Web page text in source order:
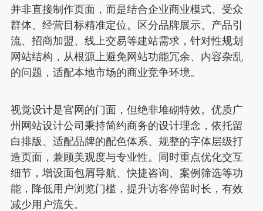
并非直接制作页面，而是结合企业商业模式、受众
群体、经营目标精准定位。区分品牌展示、产品引
流、招商加盟、线上交易等建站需求，针对性规划
网站结构，从根源上避免网站功能冗余、内容杂乱
的问题，适配本地市场的商业竞争环境。
视觉设计是官网的门面，但绝非堆砌特效。优质广
州网站设计公司秉持简约商务的设计理念，依托留
白排版、适配品牌的配色体系、规整的字体层级打
造页面，兼顾美观度与专业性。同时重点优化交互
细节，增设面包屑导航、快捷咨询、案例筛选等功
能，降低用户浏览门槛，提升访客停留时长，有效
减少用户流失。